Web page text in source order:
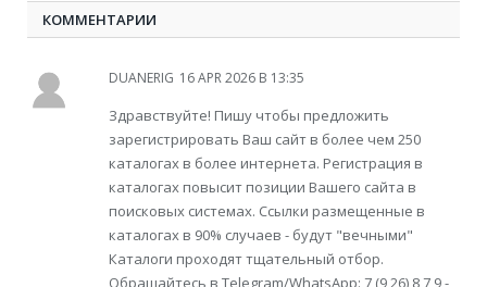
КОММЕНТАРИИ
DUANERIG 16 APR 2026 В 13:35
Здравствуйте! Пишу чтобы предложить
зарегистрировать Ваш сайт в более чем 250
каталогах в более интернета. Регистрация в
каталогах повысит позиции Вашего сайта в
поисковых системах. Ссылки размещенные в
каталогах в 90% случаев - будут "вечными"
Каталоги проходят тщательный отбор.
Обращайтесь в Telegram/WhatsApp: 7 (9 26) 8 7 9 -